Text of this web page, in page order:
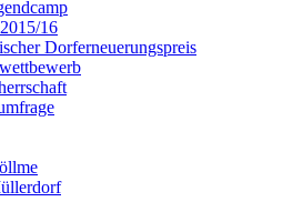
16
Dorferneuerungspreis